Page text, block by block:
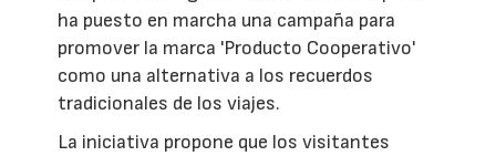
ha puesto en marcha una campaña para
promover la marca 'Producto Cooperativo'
como una alternativa a los recuerdos
tradicionales de los viajes.
La iniciativa propone que los visitantes